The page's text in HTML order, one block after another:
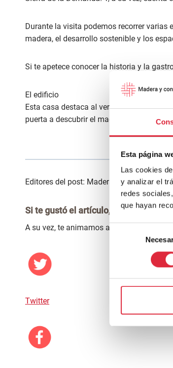
Esta página
Las cookies
y analizar el
redes
que hayan
Selección
consentimiento
Durante la visita podemos recorrer
madera, el desarrollo sostenible y los
Si te apetece conocer la historia y la
El edificio
Esta casa destaca al verla por su
puerta a descubrir el magnífico entorno
Editores del post: Maderayconstruccion
Si te gustó el artículo, estaría genial
A su vez, te animamos a seguirnos en las
Twitter